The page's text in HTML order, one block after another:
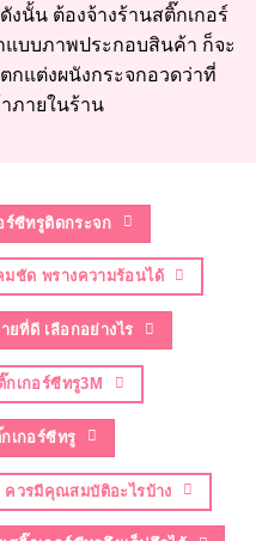
นั้น ต้องจ้างร้านสติ๊กเกอร์
บบภาพประกอบสินค้า ก็จะ
กแต่งผนังกระจกอวดว่าที่
ภายในร้าน
ซีทรูติดกระจก
ชัด พรางความร้อนได้
ยที่ดี เลือกอย่างไร
เกอร์ซีทรู3M
เกอร์ซีทรู
ควรมีคุณสมบัติอะไรบ้าง